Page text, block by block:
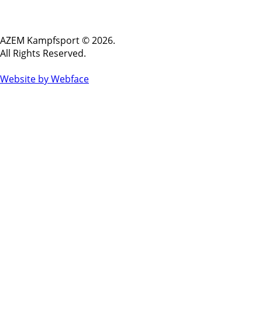
AZEM Kampfsport © 2026.
All Rights Reserved.
Website by Webface